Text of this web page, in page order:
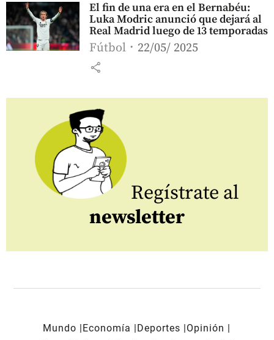
El fin de una era en el Bernabéu:
Luka Modric anunció que dejará al
Real Madrid luego de 13 temporadas
Fútbol 22/05/ 2025
share
Regístrate al
newsletter
Mundo Economía Deportes
Opinión